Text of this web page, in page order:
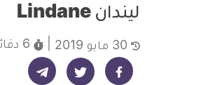
ليندان Lindane
6 دقائق
شارك على فيسبوك - ديلي ميديكال انفو شارك على تويتر - ديلي ميديكال انفو شارك على تيليجرام - ديلي ميديكال انفو